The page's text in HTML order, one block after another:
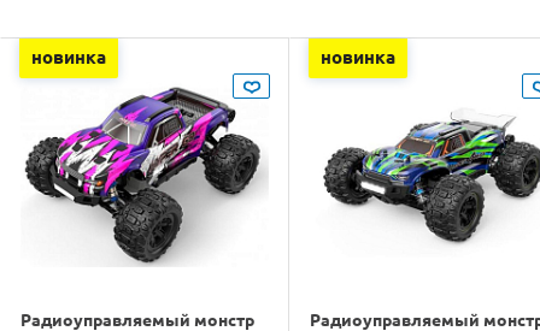
новинка
Радиоуправляемый монстр
новинка
Радиоуправляемый